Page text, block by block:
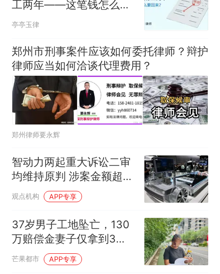
工两年——这笔钱怎么要
回来？
亭亭玉律
郑州市刑事案件应该如何委托律师？辩护
律师应当如何洽谈代理费用？
郑州律师要永辉
智动力两起重大诉讼二审
均维持原判 涉案金额超
2.5亿元
观点机构 APP专享
37岁男子工地坠亡，130
万赔偿金妻子仅拿到3
万，公公转移钱款称“替儿
还了外债”，亲属称“钱可
芒果都市 APP专享